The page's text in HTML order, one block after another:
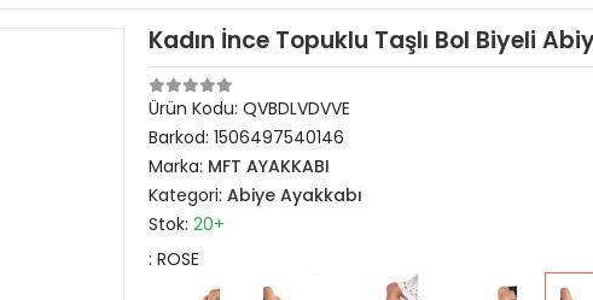
Kadın İnce Topuklu Taşlı Bol Biyeli
Ürün Kodu: QVBDLVDVVE
Barkod: 1506497540146
Marka: MFT AYAKKABI
Kategori: Abiye Ayakkabı
Stok: 20+
: ROSE